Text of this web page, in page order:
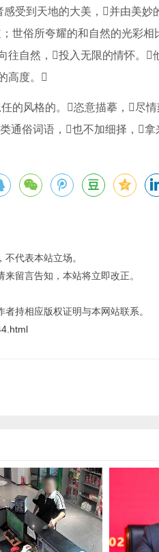
感受到天地的大美，并由美
世俗所夸耀的和自然的光彩
自然，投入无限的情怀。
度。
的风格的。恣意描摹，尽
类通俗词语，也不加细择，
代表本站立场。
留言告知，本站将立即改正。
持相应版权证明与本网站联系。